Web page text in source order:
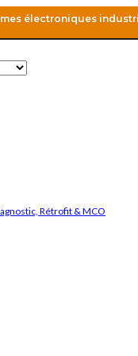
électroniques
Rétrofit & MCO